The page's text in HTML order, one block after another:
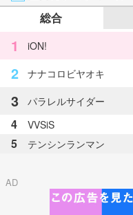
総合
1 iON!
2 ナナコロビヤオキ
3 パラレルサイダー
4 VVSiS
5 テンシンランマン